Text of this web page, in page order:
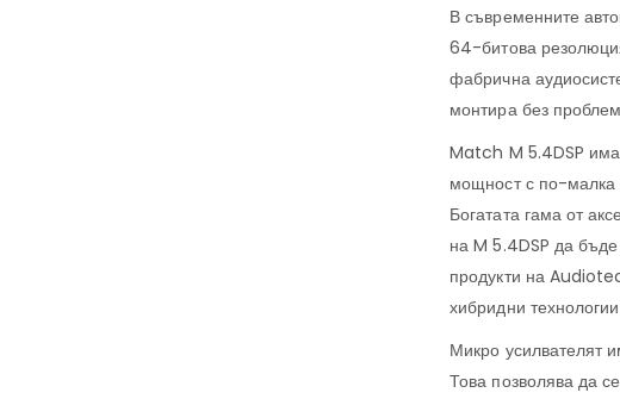
В съвременните
64-битова
фабрична
монтира без
Match M 5.4DSP
мощност с по-малка
Богатата гама от
на M 5.4DSP да
продукти на
хибридни
Микро усилвателят
Това позволява да